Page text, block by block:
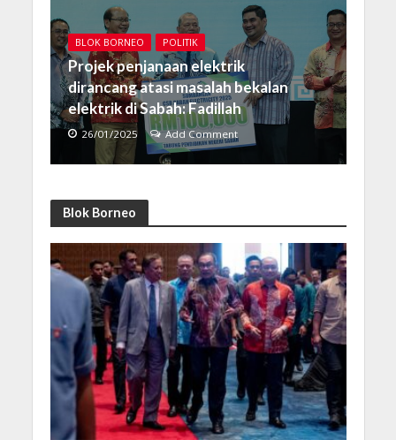
BLOK BORNEO POLITIK
Projek penjanaan elektrik
dirancang atasi masalah bekalan
elektrik di Sabah: Fadillah
26/01/2025 Add Comment
Blok Borneo